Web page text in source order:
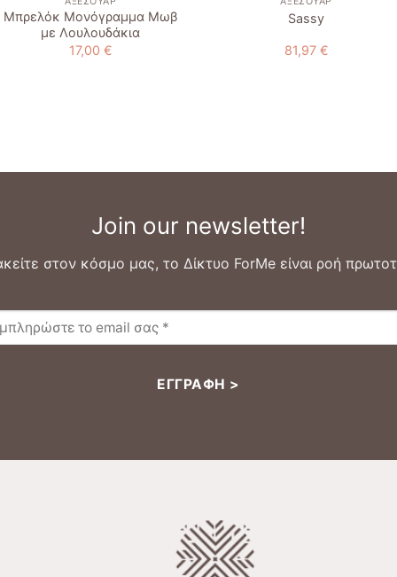
Μπρελόκ Μονόγραμμα Μωβ
με Λουλουδάκια
17,00 €
Sassy
81,97 €
Join our newsletter!
στον κόσμο μας, το Δίκτυο ForMe είναι ροή